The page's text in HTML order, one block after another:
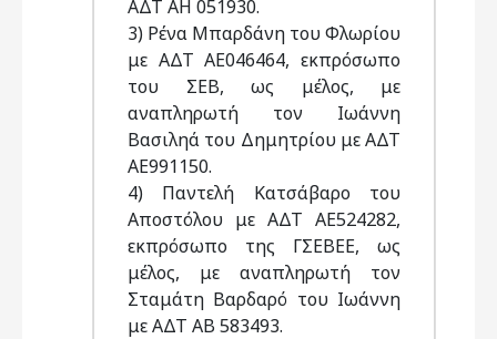
ΑΔΤ ΑΗ 051930.
3) Ρένα Μπαρδάνη του Φλωρίου
με ΑΔΤ ΑΕ046464, εκπρόσωπο
του ΣΕΒ, ως μέλος, με
αναπληρωτή τον Ιωάννη
Βασιληά του Δημητρίου με ΑΔΤ
ΑΕ991150.
4) Παντελή Κατσάβαρο του
Αποστόλου με ΑΔΤ ΑΕ524282,
εκπρόσωπο της ΓΣΕΒΕΕ, ως
μέλος, με αναπληρωτή τον
Σταμάτη Βαρδαρό του Ιωάννη
με ΑΔΤ ΑΒ 583493.